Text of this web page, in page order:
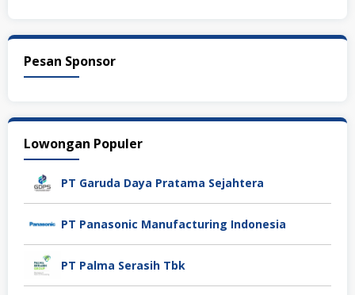
Pesan Sponsor
Lowongan Populer
PT Garuda Daya Pratama Sejahtera
PT Panasonic Manufacturing Indonesia
PT Palma Serasih Tbk